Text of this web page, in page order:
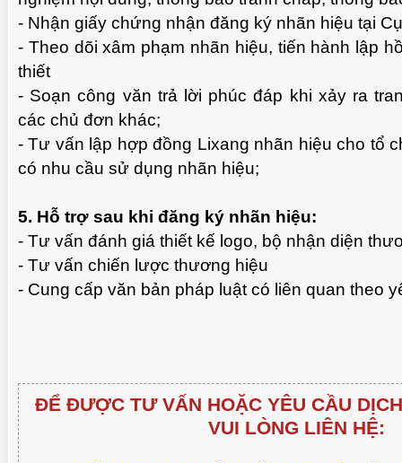
- Nhận giấy chứng nhận đăng ký nhãn hiệu tại
- Theo dõi xâm phạm nhãn hiệu, tiến hành lập
thiết
- Soạn công văn trả lời phúc đáp khi xảy ra
các chủ đơn khác;
- Tư vấn lập hợp đồng Lixang nhãn hiệu cho tổ
có nhu cầu sử dụng nhãn hiệu;
5. Hỗ trợ sau khi đăng ký nhãn hiệu:
- Tư vấn đánh giá thiết kế logo, bộ nhận diện
- Tư vấn chiến lược thương hiệu
- Cung cấp văn bản pháp luật có liên quan theo
ĐỂ ĐƯỢC TƯ VẤN HOẶC YÊU CẦU
VUI LÒNG LIÊN HỆ: